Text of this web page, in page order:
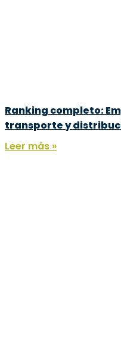
Ranking completo:
transporte y
Leer más »